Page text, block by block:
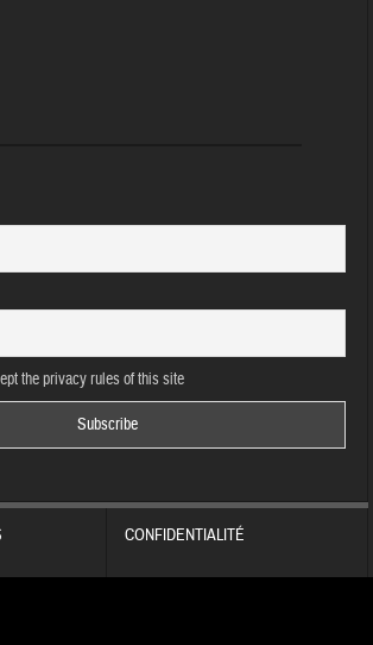
the privacy rules of this site
CONFIDENTIALITÉ